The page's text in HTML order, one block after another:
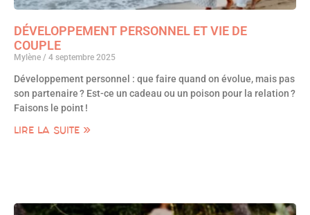
DÉVELOPPEMENT PERSONNEL ET VIE DE
COUPLE
Mylène 4 septembre 2025
Développement personnel : que faire quand on évolue, mais pas
son partenaire ? Est-ce un cadeau ou un poison pour la relation ?
Faisons le point !
LIRE LA SUITE »